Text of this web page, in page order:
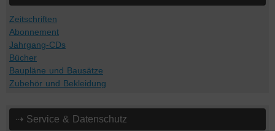
Zeitschriften
Abonnement
Jahrgang-CDs
Bücher
Baupläne und Bausätze
Zubehör und Bekleidung
⇢ Service & Datenschutz